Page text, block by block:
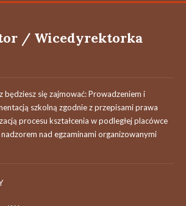
/ Wicedyrektorka
będziesz się zajmować: Prowadzeniem i
szkolną zgodnie z przepisami prawa
procesu kształcenia w podległej placówce
nad egzaminami organizowanymi